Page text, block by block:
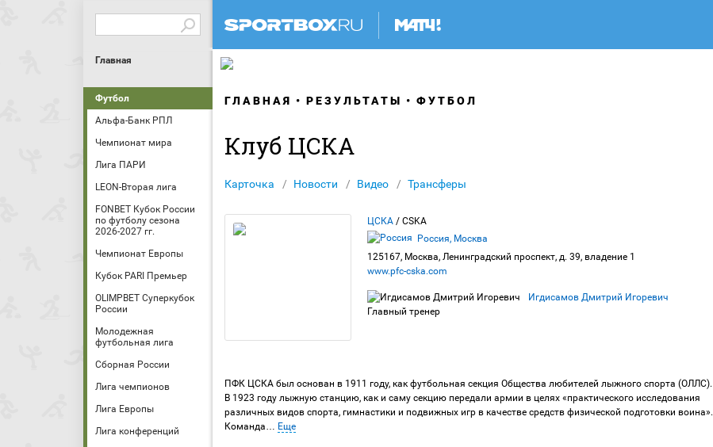
Главная
Футбол
Альфа-Банк РПЛ
Чемпионат мира
Лига ПАРИ
LEON-Вторая лига
FONBET Кубок России
по футболу сезона
2026-2027 гг.
Чемпионат Европы
Кубок PARI Премьер
OLIMPBET Суперкубок
России
Молодежная
футбольная лига
Сборная России
Лига чемпионов
Лига Европы
Лига конференций
ГЛАВНАЯ РЕЗУЛЬТАТЫ ФУТБОЛ
Клуб ЦСКА
Карточка Новости Видео Трансферы
ЦСКА / CSKA
Россия, Москва
125167, Москва, Ленинградский проспект, д. 39, владение 1
www.pfc-cska.com
Игдисамов Дмитрий Игоревич
Главный тренер
ПФК ЦСКА был основан в 1911 году, как футбольная секция Общества любителей лыжного спорта (ОЛЛС).
В 1923 году лыжную станцию, как и саму секцию передали армии в целях «практического исследования
различных видов спорта, гимнастики и подвижных игр в качестве средств физической подготовки воина».
Команда… Еще